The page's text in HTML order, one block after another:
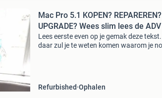
Mac Pro 5.1 KOPEN? REPAREREN?
UPGRADE? Wees slim lees de ADV
Lees eerste even op je gemak deze
daar zul je te weten komen waarom je
Refurbished Ophalen